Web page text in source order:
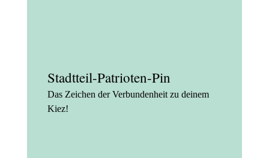
Stadtteil-Patrioten-Pin
Das Zeichen der Verbundenheit zu deinem
Kiez!